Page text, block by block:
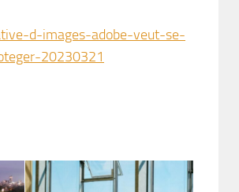
d-images-adobe-veut-se-
20230321